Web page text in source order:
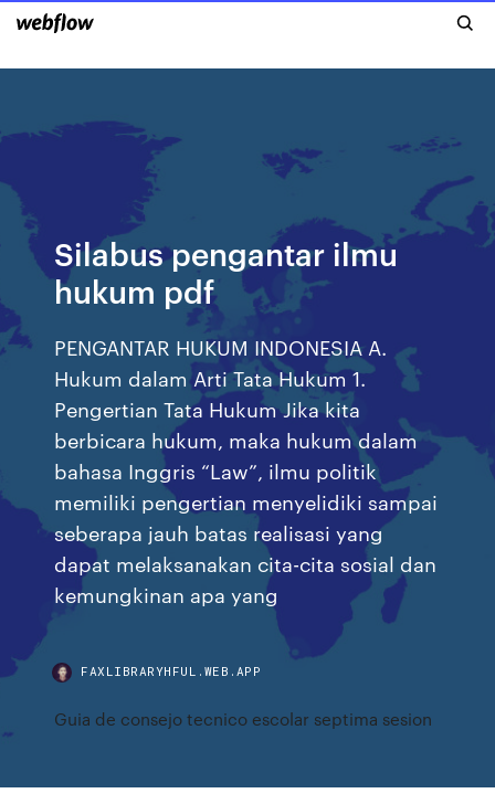
Silabus pengantar ilmu
hukum pdf
PENGANTAR HUKUM INDONESIA A.
Hukum dalam Arti Tata Hukum 1.
Pengertian Tata Hukum Jika kita
berbicara hukum, maka hukum dalam
bahasa Inggris “Law”, ilmu politik
memiliki pengertian menyelidiki sampai
seberapa jauh batas realisasi yang
dapat melaksanakan cita-cita sosial dan
kemungkinan apa yang
FAXLIBRARYHFUL.WEB.APP
Guia de consejo tecnico escolar septima sesion